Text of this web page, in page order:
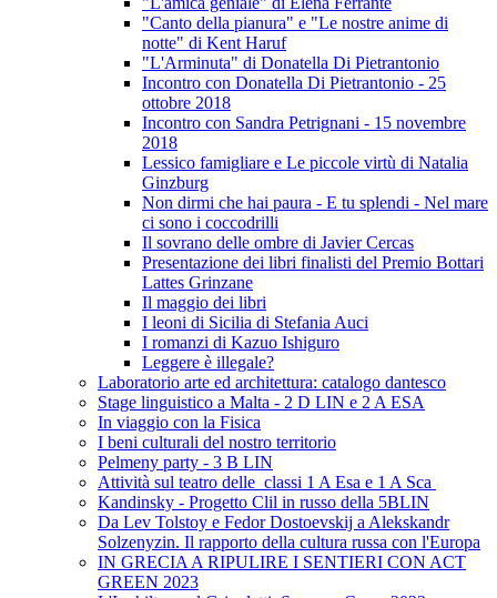
"Canto della pianura" e "Le nostre anime di
notte" di Kent Haruf
"L'Arminuta" di Donatella Di Pietrantonio
Incontro con Donatella Di Pietrantonio - 25
ottobre 2018
Incontro con Sandra Petrignani - 15 novembre
2018
Lessico famigliare e Le piccole virtù di Natalia
Ginzburg
Non dirmi che hai paura - E tu splendi - Nel mare
ci sono i coccodrilli
Il sovrano delle ombre di Javier Cercas
Presentazione dei libri finalisti del Premio Bottari
Lattes Grinzane
Il maggio dei libri
I leoni di Sicilia di Stefania Auci
I romanzi di Kazuo Ishiguro
Leggere è illegale?
Laboratorio arte ed architettura: catalogo dantesco
Stage linguistico a Malta - 2 D LIN e 2 A ESA
In viaggio con la Fisica
I beni culturali del nostro territorio
Pelmeny party - 3 B LIN
Attività sul teatro delle classi 1 A Esa e 1 A Sca
Kandinsky - Progetto Clil in russo della 5BLIN
Da Lev Tolstoy e Fedor Dostoevskij a Alekskandr
Solzenyzin. Il rapporto della cultura russa con l'Europa
IN GRECIA A RIPULIRE I SENTIERI CON ACT
GREEN 2023